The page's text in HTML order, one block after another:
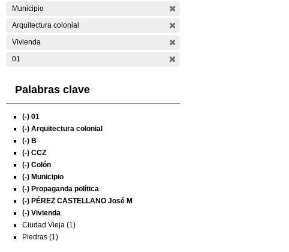
Municipio
Arquitectura colonial
Vivienda
01
Palabras clave
(-) 01
(-) Arquitectura colonial
(-) B
(-) CCZ
(-) Colón
(-) Municipio
(-) Propaganda política
(-) PÉREZ CASTELLANO José M
(-) Vivienda
Ciudad Vieja (1)
Piedras (1)